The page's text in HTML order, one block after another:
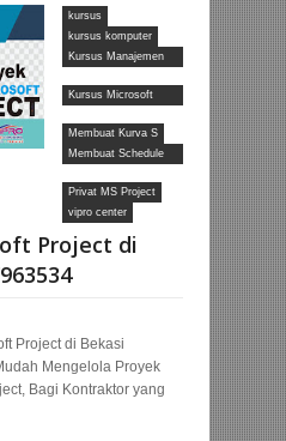
Ms Office Kerumah.
kursus
kursus komputer
Kursus Manajemen
Kursus Microsoft
Membuat Kurva S
Membuat Schedule
Privat MS Project
vipro center
Project di
Project di Bekasi
Mengelola Proyek
Bagi Kontraktor yang